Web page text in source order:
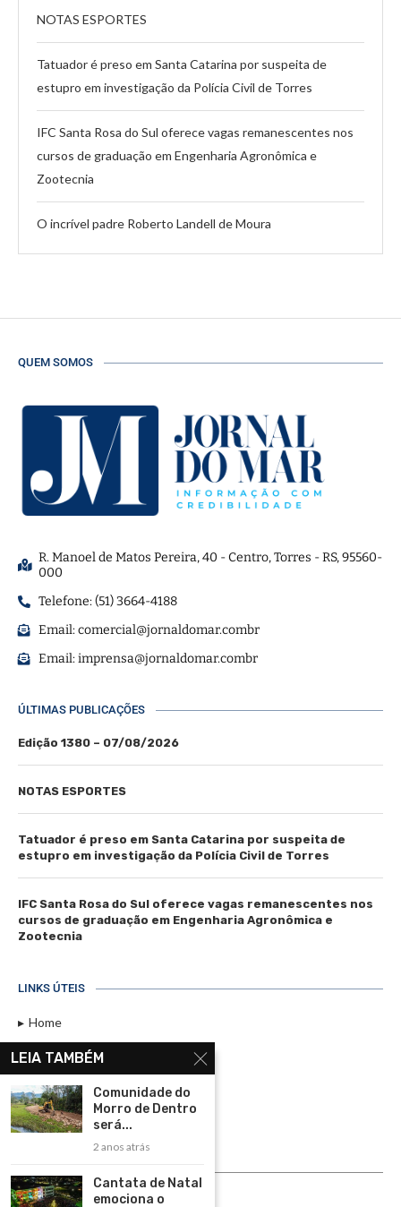
NOTAS ESPORTES
Tatuador é preso em Santa Catarina por suspeita de
estupro em investigação da Polícia Civil de Torres
IFC Santa Rosa do Sul oferece vagas remanescentes nos
cursos de graduação em Engenharia Agronômica e
Zootecnia
O incrível padre Roberto Landell de Moura
QUEM SOMOS
R. Manoel de Matos Pereira, 40 - Centro, Torres - RS, 95560-
000
Telefone: (51) 3664-4188
Email:comercial@jornaldomar.combr
Email:imprensa@jornaldomar.combr
ÚLTIMAS PUBLICAÇÕES
Edição 1380 – 07/08/2026
NOTAS ESPORTES
Tatuador é preso em Santa Catarina por suspeita de
estupro em investigação da Polícia Civil de Torres
IFC Santa Rosa do Sul oferece vagas remanescentes nos
cursos de graduação em Engenharia Agronômica e
Zootecnia
LINKS ÚTEIS
Home
Assinar
Contato
Política de Privacidade
Rádio Maristela - Ao Vivo
LEIA TAMBÉM
Comunidade do
Morro de Dentro
será...
2 anos atrás
Cantata de Natal
emociona o